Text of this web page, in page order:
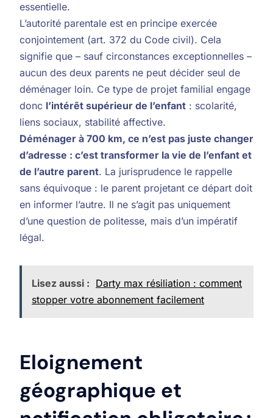
essentielle.
L’autorité parentale est en principe exercée
conjointement (art. 372 du Code civil). Cela
signifie que – sauf circonstances exceptionnelles –
aucun des deux parents ne peut décider seul de
déménager loin. Ce type de projet familial engage
donc l’intérêt supérieur de l’enfant : scolarité,
liens sociaux, stabilité affective.
Déménager à 700 km, ce n’est pas juste changer
d’adresse : c’est transformer la vie de l’enfant et
de l’autre parent. La jurisprudence le rappelle
sans équivoque : le parent projetant ce départ doit
en informer l’autre. Il ne s’agit pas uniquement
d’une question de politesse, mais d’un impératif
légal.
Lisez aussi : Darty max résiliation : comment
stopper votre abonnement facilement
Eloignement
géographique et